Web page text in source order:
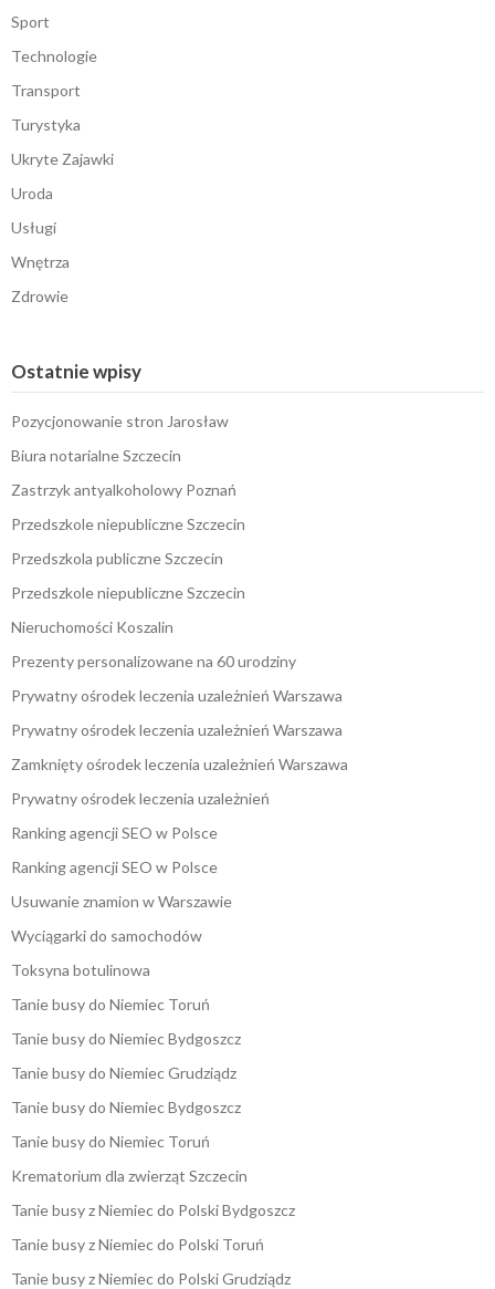
Sport
Technologie
Transport
Turystyka
Ukryte Zajawki
Uroda
Usługi
Wnętrza
Zdrowie
Ostatnie wpisy
Pozycjonowanie stron Jarosław
Biura notarialne Szczecin
Zastrzyk antyalkoholowy Poznań
Przedszkole niepubliczne Szczecin
Przedszkola publiczne Szczecin
Przedszkole niepubliczne Szczecin
Nieruchomości Koszalin
Prezenty personalizowane na 60 urodziny
Prywatny ośrodek leczenia uzależnień Warszawa
Prywatny ośrodek leczenia uzależnień Warszawa
Zamknięty ośrodek leczenia uzależnień Warszawa
Prywatny ośrodek leczenia uzależnień
Ranking agencji SEO w Polsce
Ranking agencji SEO w Polsce
Usuwanie znamion w Warszawie
Wyciągarki do samochodów
Toksyna botulinowa
Tanie busy do Niemiec Toruń
Tanie busy do Niemiec Bydgoszcz
Tanie busy do Niemiec Grudziądz
Tanie busy do Niemiec Bydgoszcz
Tanie busy do Niemiec Toruń
Krematorium dla zwierząt Szczecin
Tanie busy z Niemiec do Polski Bydgoszcz
Tanie busy z Niemiec do Polski Toruń
Tanie busy z Niemiec do Polski Grudziądz